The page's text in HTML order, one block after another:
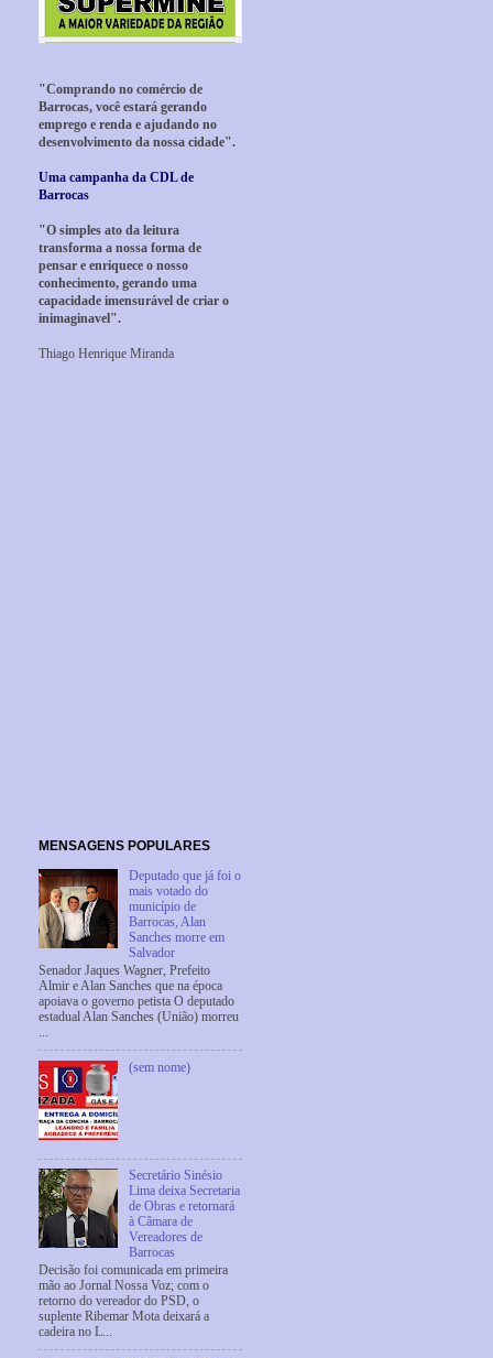
"Comprando no comércio de
Barrocas, você estará gerando
emprego e renda e ajudando no
desenvolvimento da nossa cidade".
Uma campanha da CDL de
Barrocas
"O simples ato da leitura
transforma a nossa forma de
pensar e enriquece o nosso
conhecimento, gerando uma
capacidade imensurável de criar o
inimaginavel".
Thiago Henrique Miranda
MENSAGENS POPULARES
Deputado que já foi o
mais votado do
município de
Barrocas, Alan
Sanches morre em
Salvador
Senador Jaques Wagner, Prefeito
Almir e Alan Sanches que na época
apoiava o governo petista O deputado
estadual Alan Sanches (União) morreu
...
(sem nome)
Secretário Sinésio
Lima deixa Secretaria
de Obras e retornará
à Câmara de
Vereadores de
Barrocas
Decisão foi comunicada em primeira
mão ao Jornal Nossa Voz; com o
retorno do vereador do PSD, o
suplente Ribemar Mota deixará a
cadeira no L...